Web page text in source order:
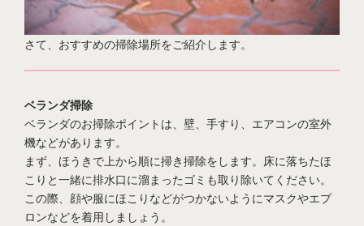
さて、おすすめの掃除場所をご紹介します。
ベランダ掃除
ベランダのお掃除ポイントは、壁、手すり、エアコンの室外
機などがあります。
まず、ほうきで上から順に掃き掃除をします。 床に落ちたほ
こりと一緒に排水口に溜まったゴミも取り除いてください。
この際、顔や服にほこりなどがつかないようにマスクやエプ
ロンなどを着用しましょう。